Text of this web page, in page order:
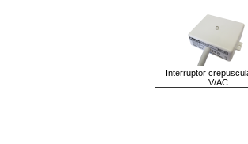
Interruptor
V/AC